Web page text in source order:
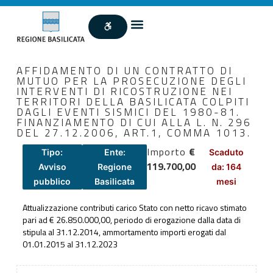
AFFIDAMENTO DI UN CONTRATTO DI
MUTUO PER LA PROSECUZIONE DEGLI
INTERVENTI DI RICOSTRUZIONE NEI
TERRITORI DELLA BASILICATA COLPITI
DAGLI EVENTI SISMICI DEL 1980-81.
FINANZIAMENTO DI CUI ALLA L. N. 296
DEL 27.12.2006, ART.1, COMMA 1013.
Tipo:
Avviso
pubblico
Ente:
Regione
Basilicata
Importo €
119.700,00
Scaduto
da: 164
mesi
Attualizzazione contributi carico Stato con netto ricavo stimato
pari ad € 26.850.000,00, periodo di erogazione dalla data di
stipula al 31.12.2014, ammortamento importi erogati dal
01.01.2015 al 31.12.2023